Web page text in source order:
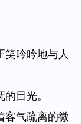
笑吟吟地与人
目光。
客气疏离的微